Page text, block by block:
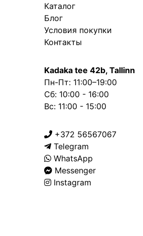
Каталог
Блог
Условия покупки
Контакты
Kadaka tee 42b, Tallinn
Пн-Пт: 11:00–19:00
Сб: 10:00 - 16:00
Вс: 11:00 - 15:00
+372 56567067
Telegram
WhatsApp
Messenger
Instagram